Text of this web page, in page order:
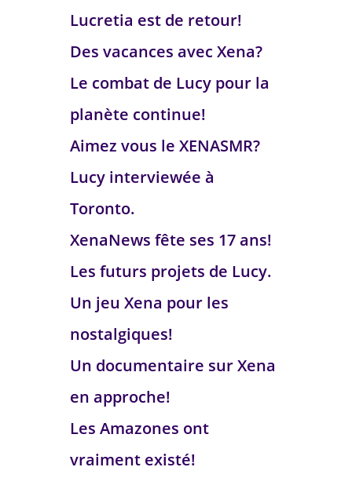
Lucretia est de retour!
Des vacances avec Xena?
Le combat de Lucy pour la
planète continue!
Aimez vous le XENASMR?
Lucy interviewée à
Toronto.
XenaNews fête ses 17 ans!
Les futurs projets de Lucy.
Un jeu Xena pour les
nostalgiques!
Un documentaire sur Xena
en approche!
Les Amazones ont
vraiment existé!